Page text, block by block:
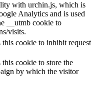
with urchin.js, which is
Analytics and is used
__utmb cookie to
visits.
cookie to inhibit request
cookie to store the
by which the visitor